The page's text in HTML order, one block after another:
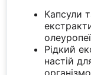
Капсули
Рідкий
настій